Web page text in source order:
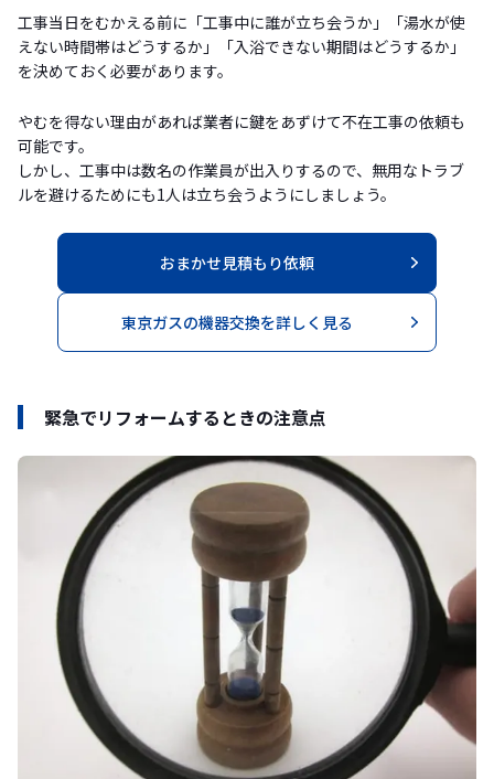
工事当日をむかえる前に「工事中に誰が立ち会うか」「湯水が使
えない時間帯はどうするか」「入浴できない期間はどうするか」
を決めておく必要があります。
やむを得ない理由があれば業者に鍵をあずけて不在工事の依頼も
可能です。
しかし、工事中は数名の作業員が出入りするので、無用なトラブ
ルを避けるためにも1人は立ち会うようにしましょう。
おまかせ見積もり依頼
東京ガスの機器交換を詳しく見る
緊急でリフォームするときの注意点